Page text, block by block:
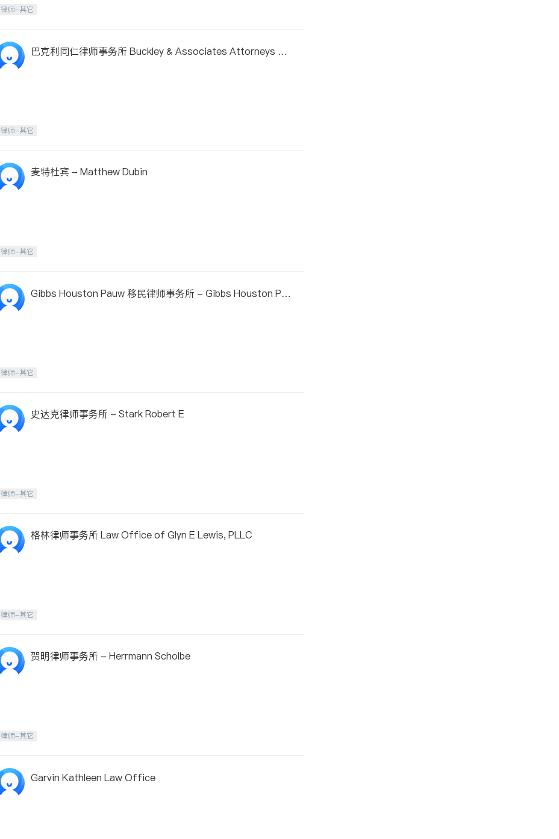
律师-其它
巴克利同仁律师事务所 Buckley & Associates Attorneys at
律师-其它
麦特杜宾 - Matthew Dubin
律师-其它
Gibbs Houston Pauw 移民律师事务所 - Gibbs Houston Pau
律师-其它
史达克律师事务所 - Stark Robert E
律师-其它
格林律师事务所 Law Office of Glyn E Lewis, PLLC
律师-其它
贺明律师事务所 - Herrmann Scholbe
律师-其它
Garvin Kathleen Law Office